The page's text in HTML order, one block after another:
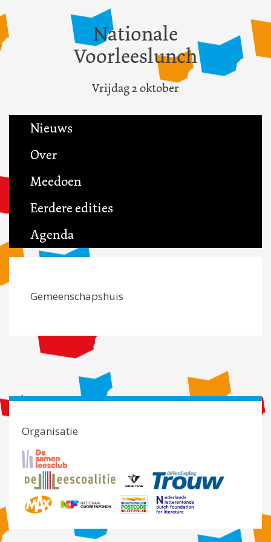
Nationale
Voorleeslunch
Vrijdag 2 oktober
Nieuws
Over
Meedoen
Eerdere edities
Agenda
Gemeenschapshuis
Organisatie